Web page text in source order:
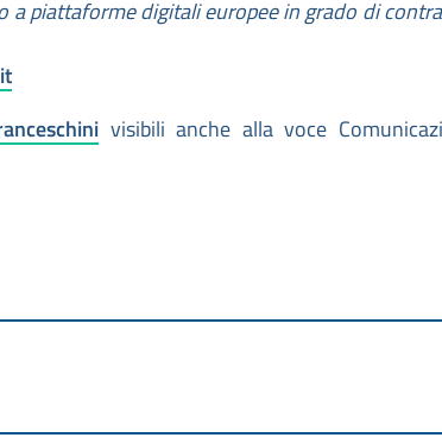
piattaforme digitali europee in grado di
visibili anche alla voce